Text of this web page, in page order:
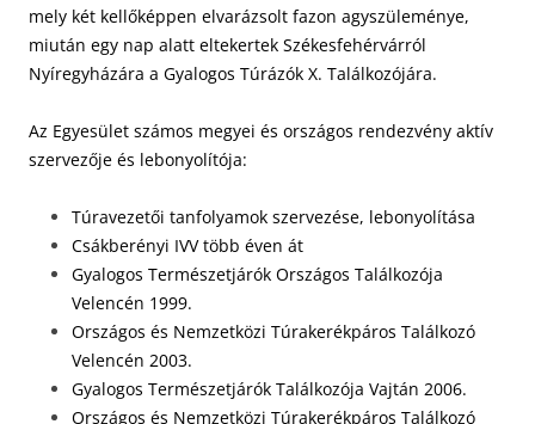
mely két kellőképpen elvarázsolt fazon agyszüleménye,
miután egy nap alatt eltekertek Székesfehérvárról
Nyíregyházára a Gyalogos Túrázók X. Találkozójára.
Az Egyesület számos megyei és országos rendezvény aktív
szervezője és lebonyolítója:
Túravezetői tanfolyamok szervezése, lebonyolítása
Csákberényi IVV több éven át
Gyalogos Természetjárók Országos Találkozója
Velencén 1999.
Országos és Nemzetközi Túrakerékpáros Találkozó
Velencén 2003.
Gyalogos Természetjárók Találkozója Vajtán 2006.
Országos és Nemzetközi Túrakerékpáros Találkozó